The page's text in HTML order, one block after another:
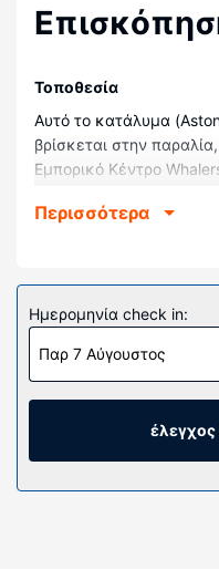
Τοποθεσία
Αυτό το κατάλυμα
βρίσκεται στην
Εμπορικό Κέντρο
διαμερισμάτων στην
Νιώστε σαν στο σπίτι
μοναδική διακόσμηση
φούρνοι μικροκυμάτων
σας (με ανώστρωμα)
βαμβάκι. Τα δωμάτια
είστε πάντα online με
Περισσότερα
Ημερομηνία check in:
Παρ 7 Αύγουστος
έλεγχος